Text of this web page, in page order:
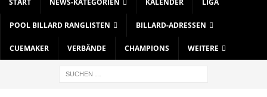
START NEWS-KATEGORIEN KALENDER LIGA
POOL BILLARD RANGLISTEN BILLARD-ADRESSEN
CUEMAKER VERBÄNDE CHAMPIONS WEITERE